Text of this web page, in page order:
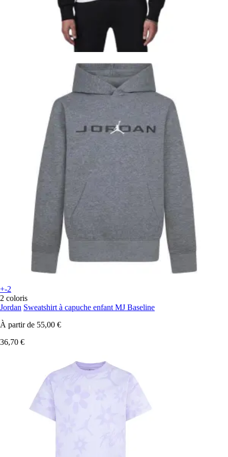
+-2
2 coloris
Jordan Sweatshirt à capuche enfant MJ Baseline
À partir de 55,00 €
36,70 €